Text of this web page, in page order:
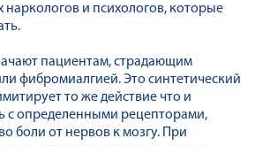
и психологов, которые
пациентам, страдающим
фибромиалгией. Это синтетический
то же действие что и
с определенными рецепторами,
боли от нервов к мозгу. При